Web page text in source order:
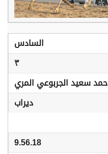
السادس
٣
حمد سعيد الجربوعي المري
ديراب
9.56.18